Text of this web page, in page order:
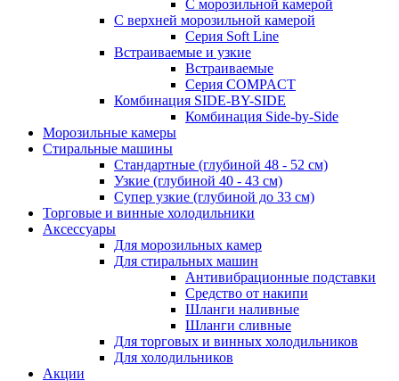
С морозильной камерой
С верхней морозильной камерой
Серия Soft Line
Встраиваемые и узкие
Встраиваемые
Серия СOMPACT
Комбинация SIDE-BY-SIDE
Комбинация Side-by-Side
Морозильные камеры
Стиральные машины
Стандартные (глубиной 48 - 52 см)
Узкие (глубиной 40 - 43 см)
Супер узкие (глубиной до 33 см)
Торговые и винные холодильники
Аксессуары
Для морозильных камер
Для стиральных машин
Антивибрационные подставки
Средство от накипи
Шланги наливные
Шланги сливные
Для торговых и винных холодильников
Для холодильников
Акции